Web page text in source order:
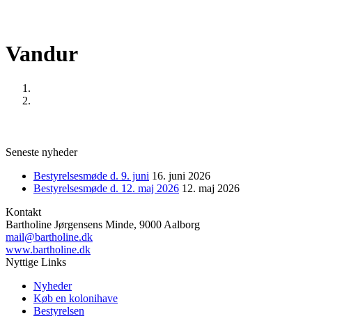
Vandur
Seneste nyheder
Bestyrelsesmøde d. 9. juni 16. juni 2026
Bestyrelsesmøde d. 12. maj 2026 12. maj 2026
Kontakt
Bartholine Jørgensens Minde, 9000 Aalborg
mail@bartholine.dk
www.bartholine.dk
Nyttige Links
Nyheder
Køb en kolonihave
Bestyrelsen